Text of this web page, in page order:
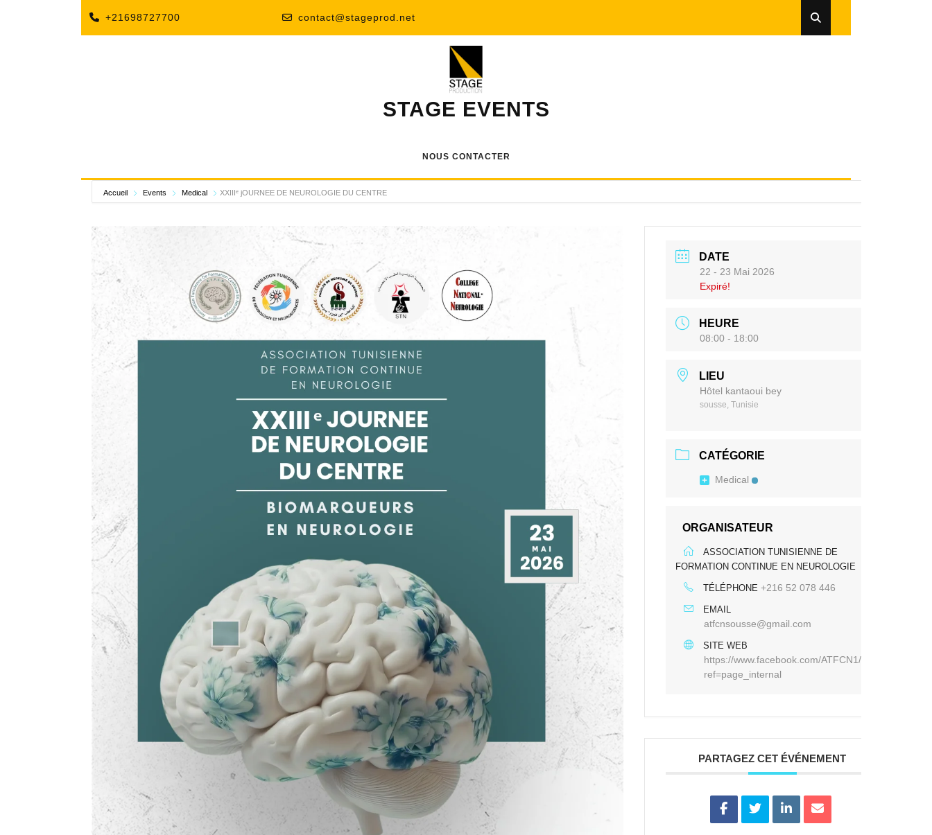
+21698727700 contact@stageprod.net
STAGE EVENTS
NOUS CONTACTER
Accueil Events Medical XXIIIᵉ jOURNEE DE NEUROLOGIE DU CENTRE
DATE
22 - 23 Mai 2026
Expiré!
HEURE
08:00 - 18:00
LIEU
Hôtel kantaoui bey
sousse, Tunisie
CATÉGORIE
Medical
ORGANISATEUR
ASSOCIATION TUNISIENNE DE
FORMATION CONTINUE EN NEUROLOGIE
TÉLÉPHONE +216 52 078 446
EMAIL
atfcnsousse@gmail.com
SITE WEB
https://www.facebook.com/ATFCN1/?
ref=page_internal
PARTAGEZ CET ÉVÉNEMENT